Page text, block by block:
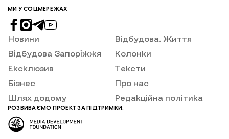
МИ У СОЦМЕРЕЖАХ
Новини
Відбудова Запоріжжя
Ексклюзив
Бізнес
Шлях додому
Відбудова. Життя
Колонки
Тексти
Про нас
Редакційна політика
РОЗВИВАЄМО ПРОЕКТ ЗА ПІДТРИМКИ: